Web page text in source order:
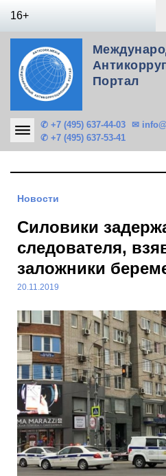
16+
Портал
✆ +7 (495) 637-44-03
✆ +7 (495) 637-53-41
✉
Новости
Силовики
следователя,
заложники
20.11.2019